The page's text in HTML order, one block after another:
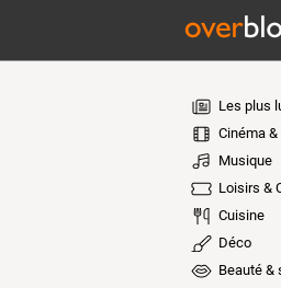
Les plus
Cinéma &
Musique
Loisirs &
Cuisine
Déco
Beauté &